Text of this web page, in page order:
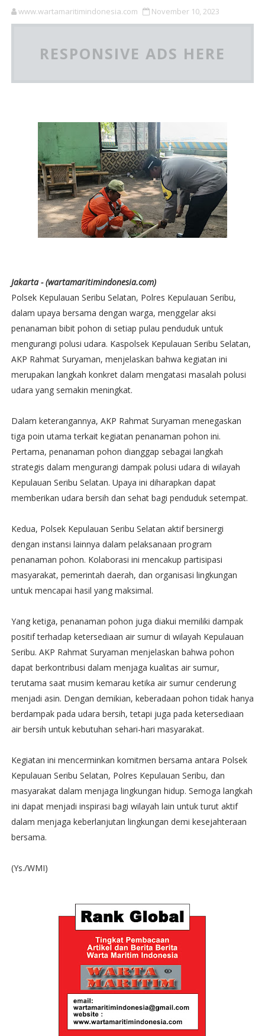
www.wartamaritimindonesia.com November 10, 2023
RESPONSIVE ADS HERE
Jakarta - (wartamaritimindonesia.com)
Polsek Kepulauan Seribu Selatan, Polres Kepulauan Seribu,
dalam upaya bersama dengan warga, menggelar aksi
penanaman bibit pohon di setiap pulau penduduk untuk
mengurangi polusi udara. Kaspolsek Kepulauan Seribu Selatan,
AKP Rahmat Suryaman, menjelaskan bahwa kegiatan ini
merupakan langkah konkret dalam mengatasi masalah polusi
udara yang semakin meningkat.
Dalam keterangannya, AKP Rahmat Suryaman menegaskan
tiga poin utama terkait kegiatan penanaman pohon ini.
Pertama, penanaman pohon dianggap sebagai langkah
strategis dalam mengurangi dampak polusi udara di wilayah
Kepulauan Seribu Selatan. Upaya ini diharapkan dapat
memberikan udara bersih dan sehat bagi penduduk setempat.
Kedua, Polsek Kepulauan Seribu Selatan aktif bersinergi
dengan instansi lainnya dalam pelaksanaan program
penanaman pohon. Kolaborasi ini mencakup partisipasi
masyarakat, pemerintah daerah, dan organisasi lingkungan
untuk mencapai hasil yang maksimal.
Yang ketiga, penanaman pohon juga diakui memiliki dampak
positif terhadap ketersediaan air sumur di wilayah Kepulauan
Seribu. AKP Rahmat Suryaman menjelaskan bahwa pohon
dapat berkontribusi dalam menjaga kualitas air sumur,
terutama saat musim kemarau ketika air sumur cenderung
menjadi asin. Dengan demikian, keberadaan pohon tidak hanya
berdampak pada udara bersih, tetapi juga pada ketersediaan
air bersih untuk kebutuhan sehari-hari masyarakat.
Kegiatan ini mencerminkan komitmen bersama antara Polsek
Kepulauan Seribu Selatan, Polres Kepulauan Seribu, dan
masyarakat dalam menjaga lingkungan hidup. Semoga langkah
ini dapat menjadi inspirasi bagi wilayah lain untuk turut aktif
dalam menjaga keberlanjutan lingkungan demi kesejahteraan
bersama.
(Ys./WMI)